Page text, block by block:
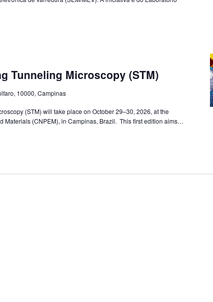
Tunneling Microscopy (STM)
10000, Campinas
(STM) will take place on October 29–30, 2026, at the
Materials (CNPEM), in Campinas, Brazil. This first edition aims…